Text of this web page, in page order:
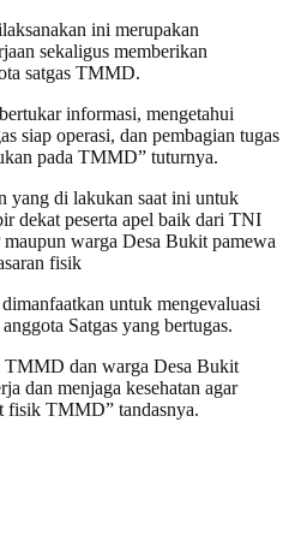
ini merupakan
sekaligus memberikan
satgas TMMD.
informasi, mengetahui
siap operasi, dan pembagian tugas
pada TMMD” tuturnya.
yang di lakukan saat ini untuk
dekat peserta apel baik dari TNI
warga Desa Bukit pamewa
fisik
untuk mengevaluasi
Satgas yang bertugas.
TMMD dan warga Desa Bukit
dan menjaga kesehatan agar
fisik TMMD” tandasnya.